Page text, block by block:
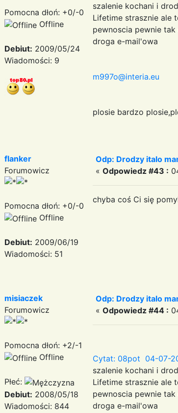
Pomocna dłoń: +0/-0
Offline
Debiut: 2009/05/24
Wiadomości: 9
szalenie kochani i
Lifetime strasznie ale
pewnoscia pewnie
droga e-mail'owa
m997o@interia.eu
plosie bardzo
flanker
Forumowicz
Pomocna dłoń: +0/-0
Offline
Debiut: 2009/06/19
Wiadomości: 51
Odp: Drodzy italo
« Odpowiedz #43 :
chyba coś Ci się
misiaczek
Forumowicz
Pomocna dłoń: +2/-1
Offline
Płeć:
Debiut: 2008/05/18
Wiadomości: 844
Odp: Drodzy italo
« Odpowiedz #44 :
Cytat: 08pot 04-07-
szalenie kochani i
Lifetime strasznie ale
pewnoscia pewnie
droga e-mail'owa